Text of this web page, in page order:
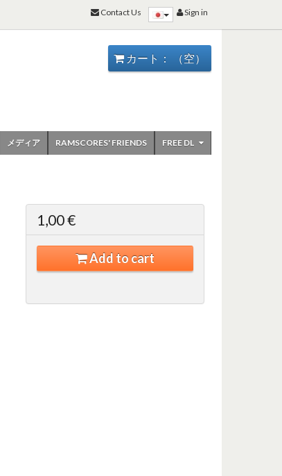
カート： （空）
FREE DL
RAMSCORES' FRIENDS
メディア
1,00 €
Add to cart
Sign in
Contact Us